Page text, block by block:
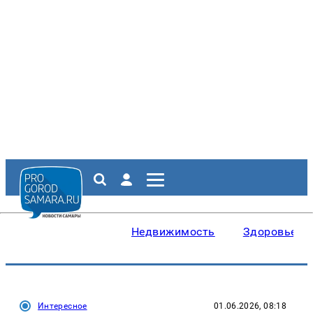
Недвижимость Здоровье
Интересное 01.06.2026, 08:18